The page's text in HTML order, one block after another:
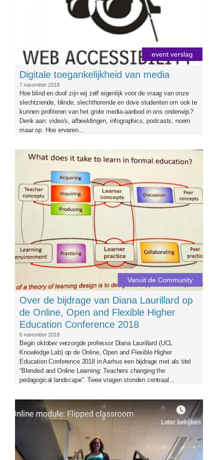
event verslag
Digitale toegankelijkheid van media
7 november 2018
Hoe blind en doof zijn wij zelf eigenlijk voor de vraag van onze
slechtziende, blinde, slechthorende en dove studenten om ook te
kunnen profiteren van het grote media-aanbod in ons onderwijs?
Denk aan: video's, afbeeldingen, infographics, podcasts, noem
maar op. Hoe ervaren...
laurillard.jpg
Vanuit de Community
Over de bijdrage van Diana Laurillard op
de Online, Open and Flexible Higher
Education Conference 2018
6 november 2018
Begin oktober verzorgde professor Diana Laurillard (UCL
Knowledge Lab) op de Online, Open and Flexible Higher
Education Conference 2018 in Aarhus een bijdrage met als titel
“Blended and Online Learning: Teachers changing the
pedagogical landscape”. Twee vragen stonden centraal...
online_module_flipping_the_classroom.jpg